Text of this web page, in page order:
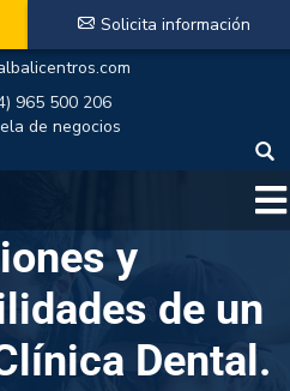
965 500 206
de negocios
Solicita información
y
de un
Dental.